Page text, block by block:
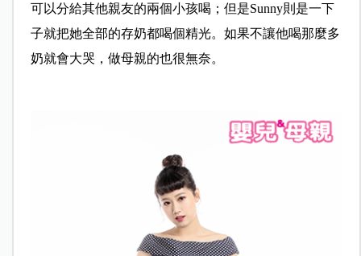
可以分給其他親友的兩個小孩喝；但是Sunny則是一下
子就把她全部的存奶都喝個精光。如果不讓他喝那麼多
奶就會大哭， 做母親的也很無奈。